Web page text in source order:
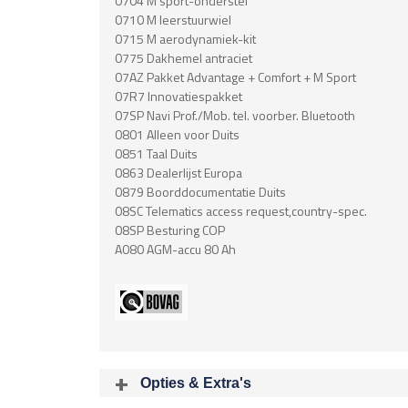
0710 M leerstuurwiel
0715 M aerodynamiek-kit
0775 Dakhemel antraciet
07AZ Pakket Advantage + Comfort + M Sport
07R7 Innovatiespakket
07SP Navi Prof./Mob. tel. voorber. Bluetooth
0801 Alleen voor Duits
0851 Taal Duits
0863 Dealerlijst Europa
0879 Boorddocumentatie Duits
08SC Telematics access request,country-spec.
08SP Besturing COP
A080 AGM-accu 80 Ah
Opties & Extra's